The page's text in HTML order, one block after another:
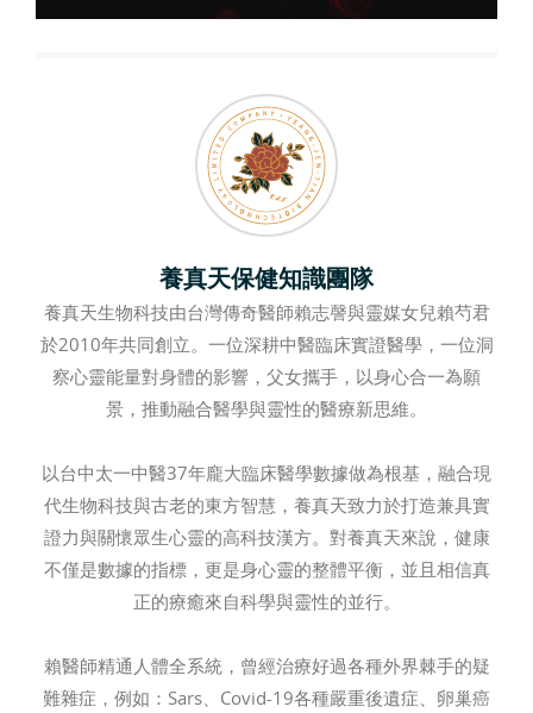
養真天保健知識團隊
養真天生物科技由台灣傳奇醫師賴志謦與靈媒女兒賴芍君
於2010年共同創立。一位深耕中醫臨床實證醫學，一位洞
察心靈能量對身體的影響，父女攜手，以身心合一為願
景，推動融合醫學與靈性的醫療新思維。
以台中太一中醫37年龐大臨床醫學數據做為根基，融合現
代生物科技與古老的東方智慧，養真天致力於打造兼具實
證力與關懷眾生心靈的高科技漢方。對養真天來說，健康
不僅是數據的指標，更是身心靈的整體平衡，並且相信真
正的療癒來自科學與靈性的並行。
賴醫師精通人體全系統，曾經治療好過各種外界棘手的疑
難雜症，例如：Sars、Covid-19各種嚴重後遺症、卵巢癌